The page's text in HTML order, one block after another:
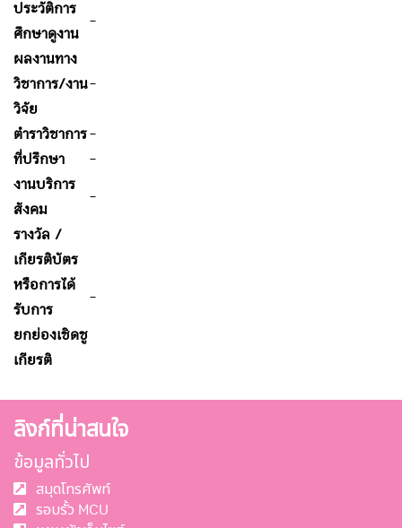
ประวัติการ
ศึกษาดูงาน
-
ผลงานทาง
วิชาการ/งาน
วิจัย
-
ตำราวิชาการ-
ที่ปรึกษา
-
งานบริการ
สังคม
-
รางวัล /
เกียรติบัตร
หรือการได้
รับการ
ยกย่องเชิดชู
เกียรติ
-
ลิงก์ที่น่าสนใจ
ข้อมูลทั่วไป
สมุดโทรศัพท์
รอบรั้ว MCU